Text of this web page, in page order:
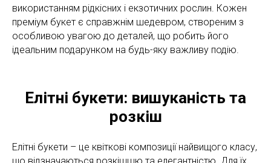
використанням рідкісних і екзотичних рослин. Кожен
преміум букет є справжнім шедевром, створеним з
особливою увагою до деталей, що робить його
ідеальним подарунком на будь-яку важливу подію.
Елітні букети: вишуканість та
розкіш
Елітні букети – це квіткові композиції найвищого класу,